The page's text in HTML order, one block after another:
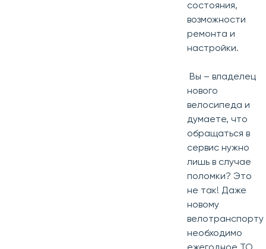
состояния,
возможности
ремонта и
настройки.
Вы – владелец
нового
велосипеда и
думаете, что
обращаться в
сервис нужно
лишь в случае
поломки? Это
не так! Даже
новому
велотранспорту
необходимо